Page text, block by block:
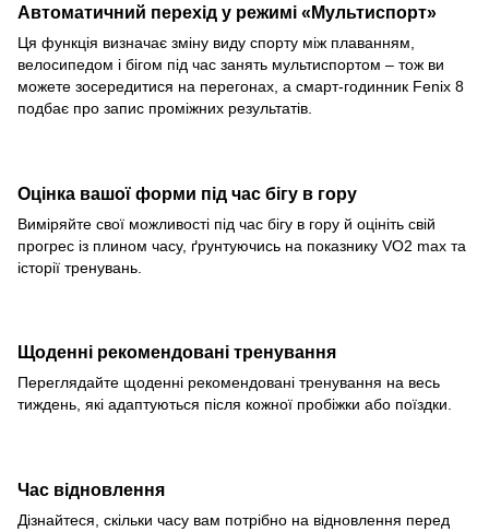
Автоматичний перехід у режимі «Мультиспорт»
Ця функція визначає зміну виду спорту між плаванням,
велосипедом і бігом під час занять мультиспортом – тож ви
можете зосередитися на перегонах, а смарт-годинник Fenix 8
подбає про запис проміжних результатів.
Оцінка вашої форми під час бігу в гору
Виміряйте свої можливості під час бігу в гору й оцініть свій
прогрес із плином часу, ґрунтуючись на показнику VO2 max та
історії тренувань.
Щоденні рекомендовані тренування
Переглядайте щоденні рекомендовані тренування на весь
тиждень, які адаптуються після кожної пробіжки або поїздки.
Час відновлення
Дізнайтеся, скільки часу вам потрібно на відновлення перед